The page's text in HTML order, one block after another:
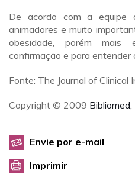
De acordo com a equipe
animadores e muito
obesidade, porém mais
confirmação e para entender
Fonte: The Journal of
Copyright © 2009 Bibliomed,
Envie por e-mail
Imprimir